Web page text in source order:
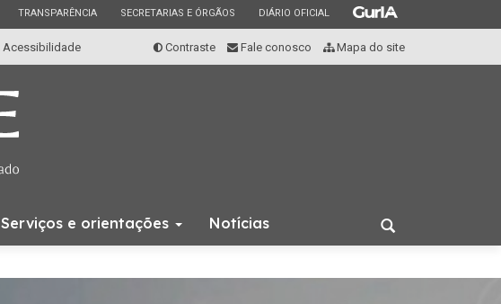
ESTADO
TRANSPARÊNCIA ESTADO
SECRETARIAS E ÓRGÃOS ESTADO
DIÁRIO OFICIAL ESTADO
Acessibilidade Contraste Fale conosco Mapa do site
Abrir
a
Serviços e orientações Notícias